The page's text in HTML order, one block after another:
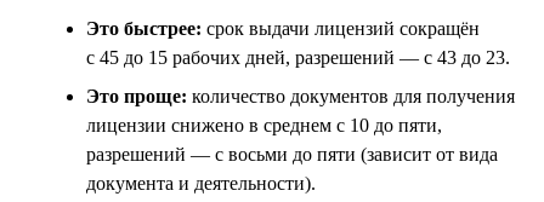
Это быстрее: срок выдачи лицензий сокращён
с 45 до 15 рабочих дней, разрешений — с 43 до 23.
Это проще: количество документов для получения
лицензии снижено в среднем с 10 до пяти,
разрешений — с восьми до пяти (зависит от вида
документа и деятельности).